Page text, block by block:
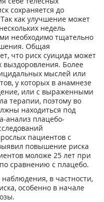
сохраняется до
как улучшение может
недель
необходимо тщательно
Общая
что риск суицида может
выздоровления. Более
мыслей или
у которых в анамнезе
или с выраженными
терапии, поэтому во
находиться под
анализ плацебо-
пациентов с
повышение риска
моложе 25 лет при
сравнению с плацебо.
в частности,
особенно в начале